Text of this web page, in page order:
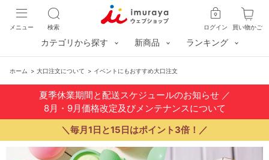
買い物かご
ログイン
検索
メニュー
カテゴリから探す 新商品 ランキング
ホーム > 大口注文について > イベントにもおすすめ大口注文
夏季休業期間と配送スケジュールのお知らせ／
8月・9月価格改定及びメンテナンスについて
＼毎月1日と15日はポイント3倍！／